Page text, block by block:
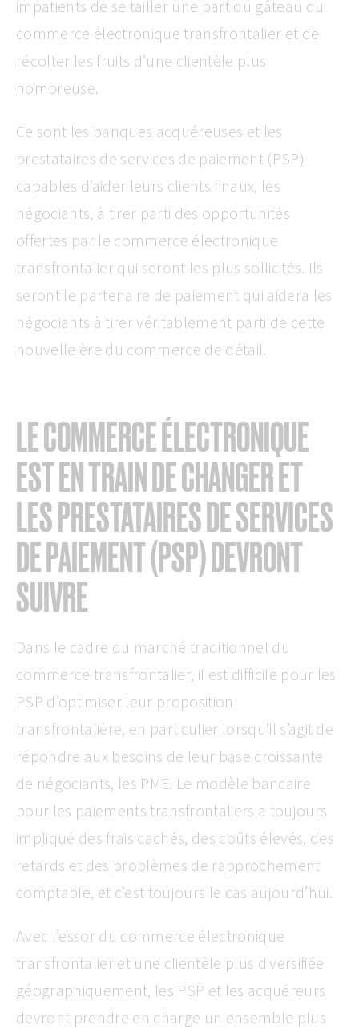
impatients de se tailler une part du gâteau du
commerce électronique transfrontalier et de
récolter les fruits d’une clientèle plus
nombreuse.
Ce sont les banques acquéreuses et les
prestataires de services de paiement (PSP)
capables d’aider leurs clients finaux, les
négociants, à tirer parti des opportunités
offertes par le commerce électronique
transfrontalier qui seront les plus sollicités. Ils
seront le partenaire de paiement qui aidera les
négociants à tirer véritablement parti de cette
nouvelle ère du commerce de détail.
LE COMMERCE ÉLECTRONIQUE
EST EN TRAIN DE CHANGER ET
LES PRESTATAIRES DE SERVICES
DE PAIEMENT (PSP) DEVRONT
SUIVRE
Dans le cadre du marché traditionnel du
commerce transfrontalier, il est difficile pour les
PSP d’optimiser leur proposition
transfrontalière, en particulier lorsqu’il s’agit de
répondre aux besoins de leur base croissante
de négociants, les PME. Le modèle bancaire
pour les paiements transfrontaliers a toujours
impliqué des frais cachés, des coûts élevés, des
retards et des problèmes de rapprochement
comptable, et c’est toujours le cas aujourd’hui.
Avec l’essor du commerce électronique
transfrontalier et une clientèle plus diversifiée
géographiquement, les PSP et les acquéreurs
devront prendre en charge un ensemble plus